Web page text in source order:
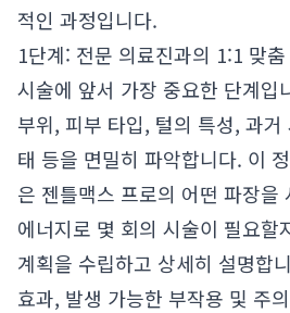
적인 과정입니다.
1단계: 전문 의료진과의 1:1 맞
시술에 앞서 가장 중요한 단계입
부위, 피부 타입, 털의 특성, 과
태 등을 면밀히 파악합니다. 이
은 젠틀맥스 프로의 어떤 파장을
에너지로 몇 회의 시술이 필요할
계획을 수립하고 상세히 설명합
효과, 발생 가능한 부작용 및 주